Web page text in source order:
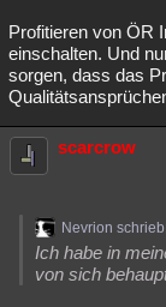
Profitieren von ÖR
einschalten. Und
sorgen, dass das
scarcrow
Nevrion
Ich habe in
von sich